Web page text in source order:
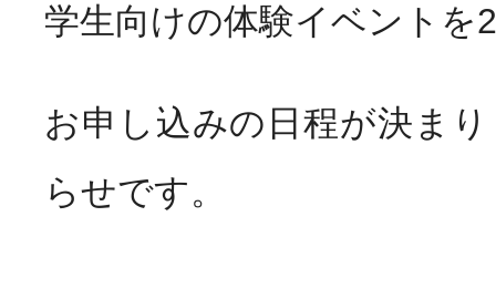
学生向けの体験イベントを
お申し込みの日程が決ま
らせです。